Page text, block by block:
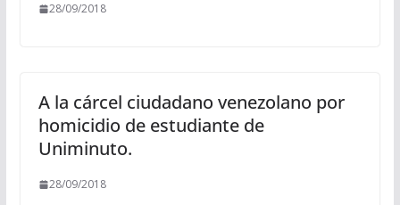
28/09/2018
A la cárcel ciudadano venezolano por
homicidio de estudiante de
Uniminuto.
28/09/2018